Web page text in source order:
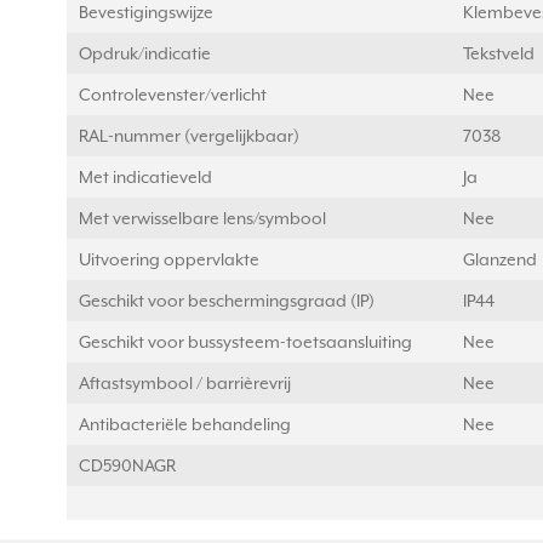
Bevestigingswijze
Opdruk/indicatie Tekstveld
Controlevenster/verlicht Nee
RAL-nummer (vergelijkbaar) 7038
Met indicatieveld Ja
Met verwisselbare lens/symbool Nee
Uitvoering oppervlakte Glanzend
Geschikt voor beschermingsgraad (IP) IP44
Geschikt voor bussysteem-toetsaansluiting Nee
Aftastsymbool / barrièrevrij Nee
Antibacteriële behandeling Nee
CD590NAGR